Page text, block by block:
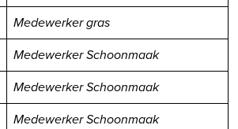
Medewerker gras
Medewerker Schoonmaak
Medewerker Schoonmaak
Medewerker Schoonmaak